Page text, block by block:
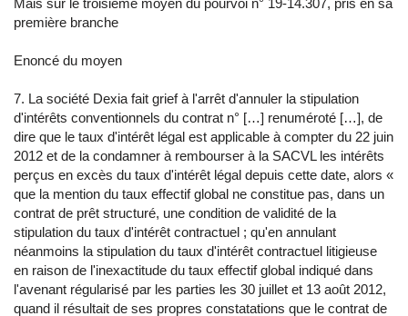
Mais sur le troisième moyen du pourvoi n° 19-14.307, pris en sa
première branche
Enoncé du moyen
7. La société Dexia fait grief à l'arrêt d'annuler la stipulation
d'intérêts conventionnels du contrat n° […] renuméroté […], de
dire que le taux d'intérêt légal est applicable à compter du 22 juin
2012 et de la condamner à rembourser à la SACVL les intérêts
perçus en excès du taux d'intérêt légal depuis cette date, alors «
que la mention du taux effectif global ne constitue pas, dans un
contrat de prêt structuré, une condition de validité de la
stipulation du taux d'intérêt contractuel ; qu'en annulant
néanmoins la stipulation du taux d'intérêt contractuel litigieuse
en raison de l'inexactitude du taux effectif global indiqué dans
l'avenant régularisé par les parties les 30 juillet et 13 août 2012,
quand il résultait de ses propres constatations que le contrat de